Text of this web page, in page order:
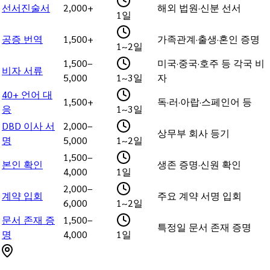
선서진술서 2,000+
1일
해외 법원·신분 선서
공증 번역 1,500+
1~2일
가족관계·출생·혼인 증명
비자 서류
1,500–
5,000
1~3일
미국·중국·호주 등 각국 비
자
40+ 언어 대
응
1,500+
1~3일
독·러·아랍·스페인어 등
DBD 이사 서
명
2,000–
5,000
1~2일
상무부 회사 등기
본인 확인
1,500–
4,000
1일
생존 증명·신원 확인
계약 입회
2,000–
6,000
1~2일
주요 계약 서명 입회
문서 존재 증
명
1,500–
4,000
1일
특정일 문서 존재 증명